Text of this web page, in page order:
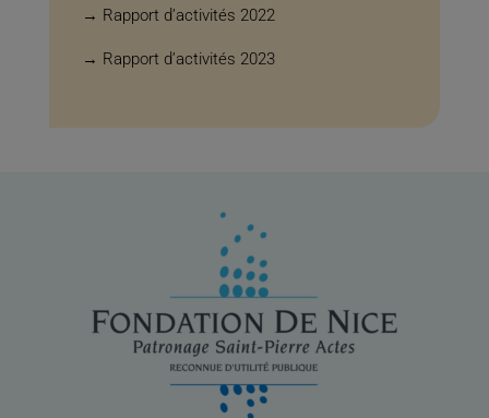
→ Rapport d’activités 2022
→ Rapport d’activités 2023